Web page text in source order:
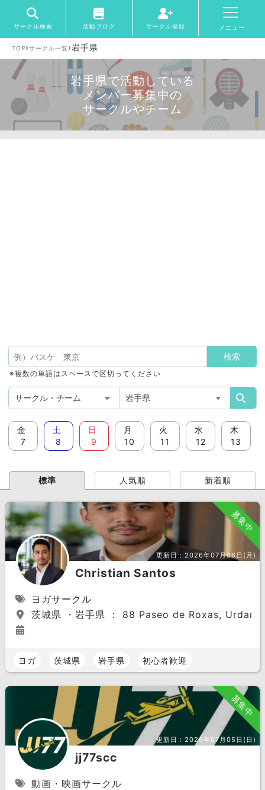
サークル検索 活動ブログ サークル登録 メニュー
TOP›サークル一覧 ›岩手県
岩手県で活動している
メンバー募集中の
サークルやチーム
※複数の単語はスペースで区切ってください
金
7
土
8
日
9
月
10
火
11
水
12
木
13
標準 人気順 新着順
募集中
更新日：2026年07月06日(月)
Christian Santos
ヨガサークル
茨城県 ・岩手県 ： 88 Paseo de Roxas,
ヨガ 茨城県 岩手県 初心者歓迎
募集中
更新日：2026年07月05日(日)
jj77scc
動画・映画サークル